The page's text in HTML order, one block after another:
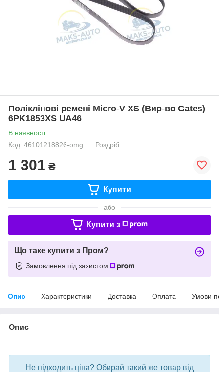
Поліклінові ремені Micro-V XS (Вир-во Gates)
6PK1853XS UA46
В наявності
Код: 46101218826-omg
Роздріб
1 301 ₴
Купити
або
Купити з
Що таке купити з Пром?
Замовлення під захистом
Опис Характеристики Доставка Оплата Умови
Опис
Не підходить ціна? Обирай такий же товар від